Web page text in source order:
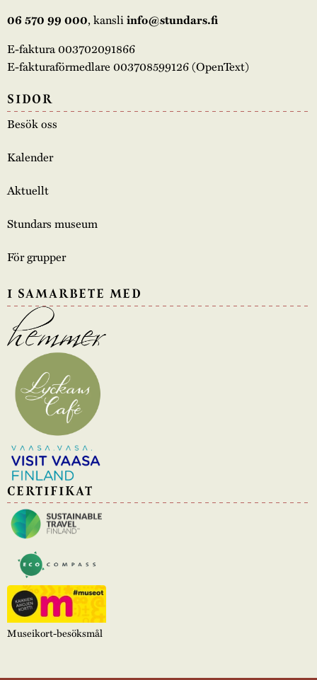
06 570 99 000, kansliinfo@stundars.fi
E-faktura 003702091866
E-fakturaförmedlare 003708599126 (OpenText)
SIDOR
Besök oss
Kalender
Aktuellt
Stundars museum
För grupper
I SAMARBETE MED
CERTIFIKAT
Museikort-besöksmål